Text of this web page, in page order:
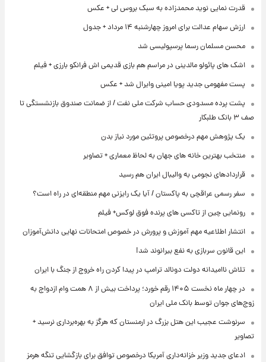
قدرت نمایی نوید محمدزاده به سبک بروس لی + عکس
ارزش سهام عدالت برای امروز چهارشنبه ۱۴ مرداد + جدول
محسن مسلمان رسما پرسپولیسی شد
اشک های پائولو مالدینی در مراسم هم بازی قدیمی اش فرانکو بارزی + فیلم
پست مفهومی جدید پویا امینی وایرال شد + عکس
پشت پرده‌ مسدودی حساب شرکت ملی نفت / از ضمانت صندوق بازنشستگی تا
صف ۳ بانک طلبکار
یک پژوهش مهم درخصوص پروتئین مورد نیاز بدن
منتخب بهترین خانه های جهان به لحاظ معماری + تصاویر
قراردادهای نجومی به والیبال ایران هم رسید
سفر رسمی عراقچی به پاکستان / آیا یک رایزنی مهم منطقه‌ای در راه است؟
رونمایی چین از تاکسی های پرنده فوق لوکس+ فیلم
انتشار اطلاعیه مهم آموزش و پرورش در خصوص امتحانات نهایی دانش‌آموزان
این قانون سربازی به نفع بیرانوند شد!
تلاش ناامیدانه‌ دولت دونالد ترامپ در پیدا کردن راه خروج از جنگ با ایران
در چهار ماه نخست ۱۴۰۵ رقم خورد؛ پرداخت بیش از ۸ همت وام ازدواج به
زوج‌های جوان توسط بانک ملی ایران
سرنوشت عجیب این هتل بزرگ در ارمنستان که هرگز به بهره‌برداری نرسید +
تصاویر
ادعای جدید وزیر خزانه‌داری آمریکا درخصوص توافق برای بازگشایی تنگه هرمز